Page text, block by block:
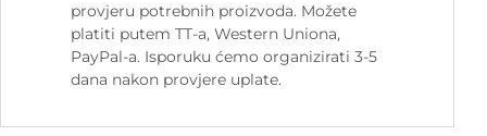
provjeru potrebnih proizvoda. Možete
platiti putem TT-a, Western Uniona,
PayPal-a. Isporuku ćemo organizirati 3-5
dana nakon provjere uplate.